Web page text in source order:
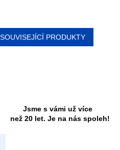
Jsme s vámi už více
než 20 let. Je na nás spoleh!
PRODUKTY